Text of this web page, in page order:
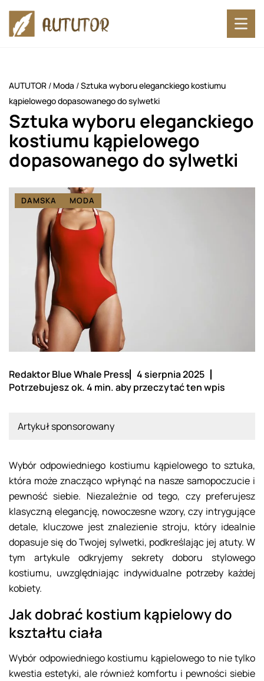
AUTUTOR / Moda /Sztuka wyboru eleganckiego kostiumu
kąpielowego dopasowanego do sylwetki
Sztuka wyboru eleganckiego
kostiumu kąpielowego
dopasowanego do sylwetki
DAMSKA MODA
Redaktor Blue Whale Press 4 sierpnia 2025
Potrzebujesz ok. 4 min. aby przeczytać ten wpis
Artykuł sponsorowany
Wybór odpowiedniego kostiumu kąpielowego to sztuka,
która może znacząco wpłynąć na nasze samopoczucie i
pewność siebie. Niezależnie od tego, czy preferujesz
klasyczną elegancję, nowoczesne wzory, czy intrygujące
detale, kluczowe jest znalezienie stroju, który idealnie
dopasuje się do Twojej sylwetki, podkreślając jej atuty. W
tym artykule odkryjemy sekrety doboru stylowego
kostiumu, uwzględniając indywidualne potrzeby każdej
kobiety.
Jak dobrać kostium kąpielowy do
kształtu ciała
Wybór odpowiedniego kostiumu kąpielowego to nie tylko
kwestia estetyki, ale również komfortu i pewności siebie